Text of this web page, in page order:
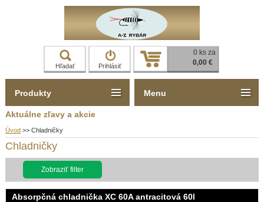
Hľadať Prihlásiť
0 ks za
0,00 €
Aktuálne zľavy a akcie
Úvod >> Chladničky
Chladničky
Zobraziť filter
Absorpčná chladnička XC 60A antracitová 60l
Produkty Menu